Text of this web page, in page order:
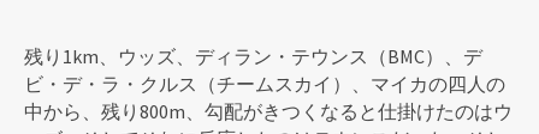
残り1km、ウッズ、ディラン・テウンス（BMC）、デ
ビ・デ・ラ・クルス（チームスカイ）、マイカの四人の
中から、残り800m、勾配がきつくなると仕掛けたのはウ